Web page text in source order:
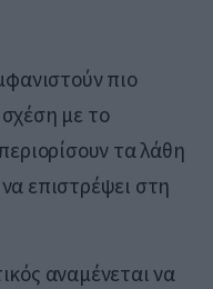
πιο
με το
τα λάθη
επιστρέψει στη
αναμένεται να